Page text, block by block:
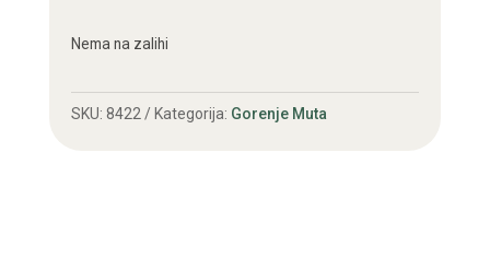
Nema na zalihi
SKU: 8422 Kategorija: Gorenje Muta